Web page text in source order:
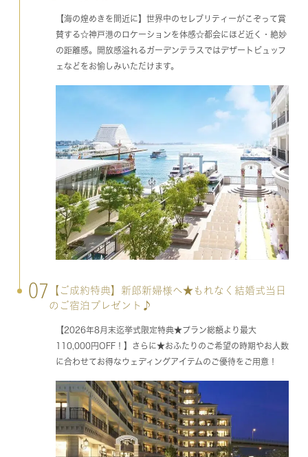
【海の煌めきを間近に】世界中のセレブリティーがこぞって賞
賛する☆神戸港のロケーションを体感☆都会にほど近く・絶妙
の距離感。開放感溢れるガーデンテラスではデザートビュッフ
ェなどをお愉しみいただけます。
07
【ご成約特典】新郎新婦様へ★もれなく結婚式当日
のご宿泊プレゼント♪
【2026年8月末迄挙式限定特典★プラン総額より最大
110,000円OFF！】さらに★おふたりのご希望の時期やお人数
に合わせてお得なウェディングアイテムのご優待をご用意！